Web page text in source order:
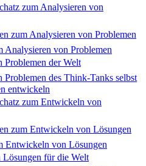
zum Analysieren von
zum Analysieren von Problemen
von Problemen
der Welt
des Think-Tanks selbst
entwickeln
zum Entwickeln von
zum Entwickeln von Lösungen
von Lösungen
für die Welt